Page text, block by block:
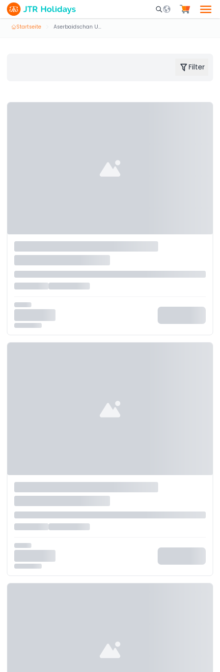
Mobile Search
Startseite Aserbaidschan Urlaubspakete
Filter